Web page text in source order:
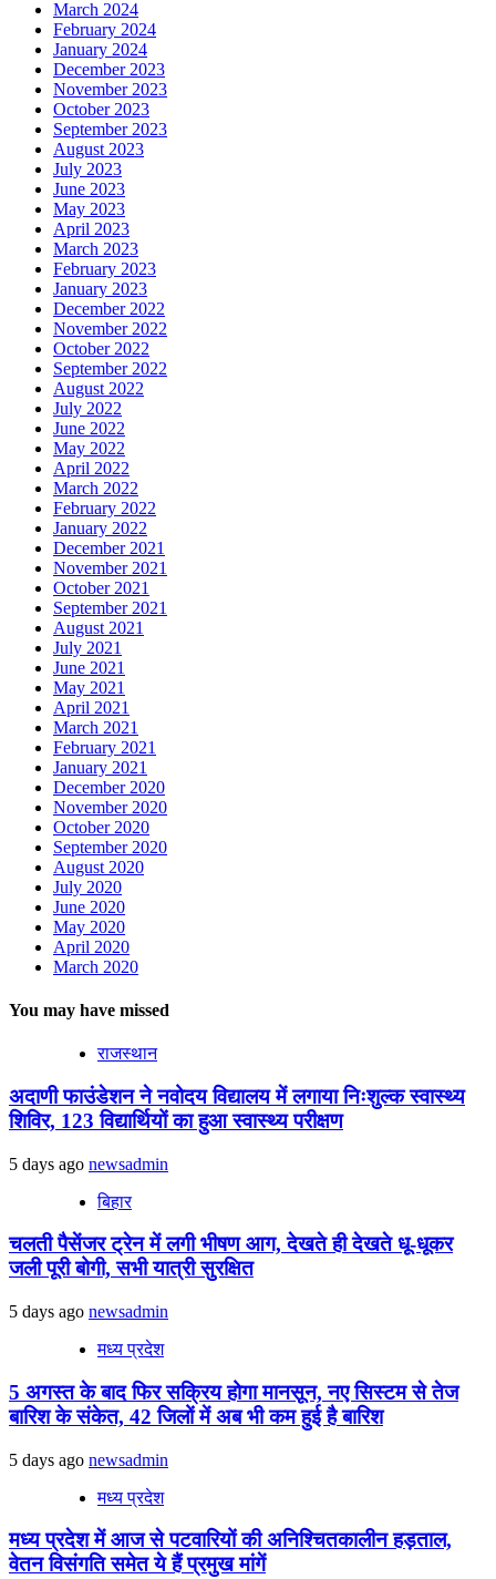
March 2024
February 2024
January 2024
December 2023
November 2023
October 2023
September 2023
August 2023
July 2023
June 2023
May 2023
April 2023
March 2023
February 2023
January 2023
December 2022
November 2022
October 2022
September 2022
August 2022
July 2022
June 2022
May 2022
April 2022
March 2022
February 2022
January 2022
December 2021
November 2021
October 2021
September 2021
August 2021
July 2021
June 2021
May 2021
April 2021
March 2021
February 2021
January 2021
December 2020
November 2020
October 2020
September 2020
August 2020
July 2020
June 2020
May 2020
April 2020
March 2020
You may have missed
राजस्थान
अदाणी फाउंडेशन ने नवोदय विद्यालय में लगाया निःशुल्क स्वास्थ्य
शिविर, 123 विद्यार्थियों का हुआ स्वास्थ्य परीक्षण
5 days ago newsadmin
बिहार
चलती पैसेंजर ट्रेन में लगी भीषण आग, देखते ही देखते धू-धूकर
जली पूरी बोगी, सभी यात्री सुरक्षित
5 days ago newsadmin
मध्य प्रदेश
5 अगस्त के बाद फिर सक्रिय होगा मानसून, नए सिस्टम से तेज
बारिश के संकेत, 42 जिलों में अब भी कम हुई है बारिश
5 days ago newsadmin
मध्य प्रदेश
मध्य प्रदेश में आज से पटवारियों की अनिश्चितकालीन हड़ताल,
वेतन विसंगति समेत ये हैं प्रमुख मांगें